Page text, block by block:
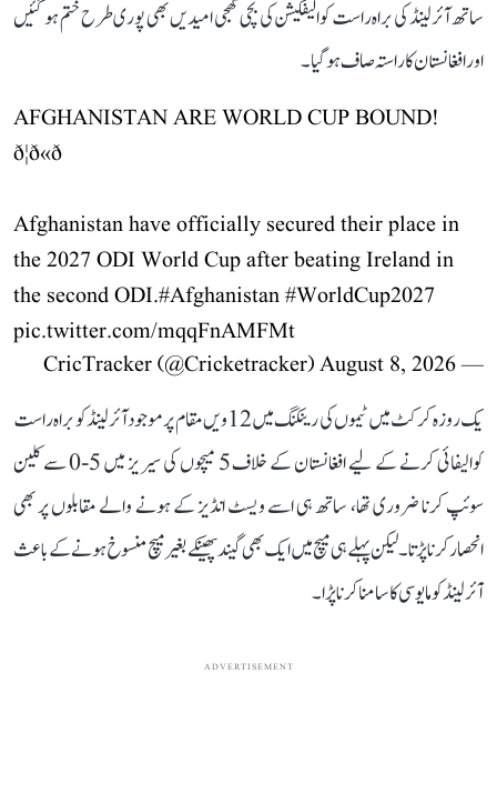
ساتھ آئرلینڈ کی براہ راست کوالیفکیشن کی بچی کھچی امیدیں بھی پوری طرح ختم ہو گئیں
اور افغانستان کا راستہ صاف ہو گیا۔
AFGHANISTAN ARE WORLD CUP BOUND!
ð¦ð«ð
Afghanistan have officially secured their place in
the 2027 ODI World Cup after beating Ireland in
the second ODI.#Afghanistan#WorldCup2027
pic.twitter.com/mqqFnAMFMt
— CricTracker (@Cricketracker)
August 8, 2026
یک روزہ کرکٹ میں ٹیموں کی رینکنگ میں 12ویں مقام پر موجود آئرلینڈ کو براہ راست
کوالیفائی کرنے کے لیے افغانستان کے خلاف 5 میچوں کی سیریز میں 5-0 سے کلین
سوئپ کرنا ضروری تھا، ساتھ ہی اسے ویسٹ انڈیز کے ہونے والے مقابلوں پر بھی
انحصار کرنا پڑتا۔ لیکن پہلے ہی میچ میں ایک بھی گیند پھینکے بغیر میچ منسوخ ہونے کے باعث
آئرلینڈ کو مایوسی کا سامنا کرنا پڑا۔
ADVERTISEMENT